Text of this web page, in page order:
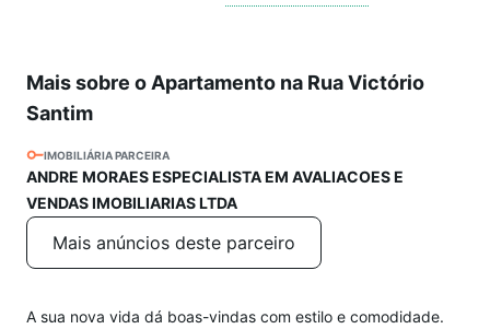
Mais sobre o Apartamento na Rua Victório
Santim
IMOBILIÁRIA PARCEIRA
ANDRE MORAES ESPECIALISTA EM AVALIACOES E
VENDAS IMOBILIARIAS LTDA
Mais anúncios deste parceiro
A sua nova vida dá boas-vindas com estilo e comodidade.